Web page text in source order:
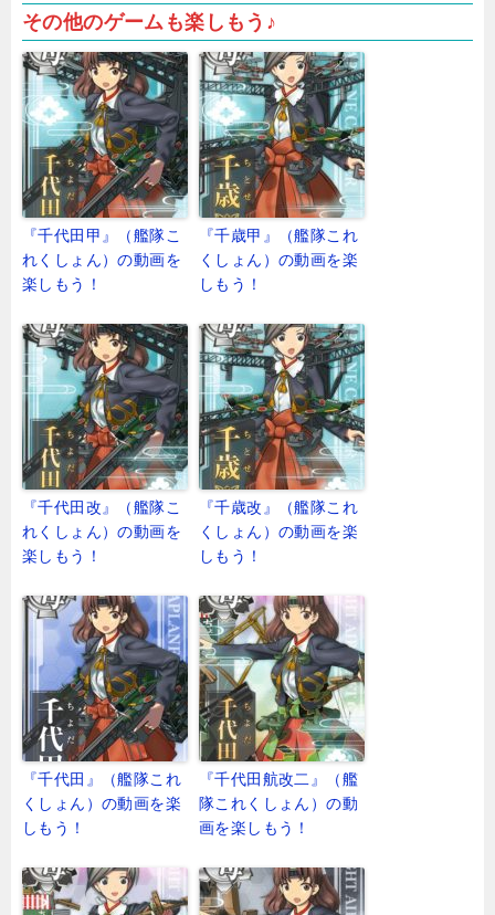
その他のゲームも楽しもう♪
『千代田甲』（艦隊こ
れくしょん）の動画を
楽しもう！
『千歳甲』（艦隊これ
くしょん）の動画を楽
しもう！
『千代田改』（艦隊こ
れくしょん）の動画を
楽しもう！
『千歳改』（艦隊これ
くしょん）の動画を楽
しもう！
『千代田』（艦隊これ
くしょん）の動画を楽
しもう！
『千代田航改二』（艦
隊これくしょん）の動
画を楽しもう！